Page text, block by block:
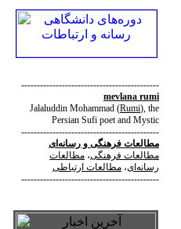
--------------------------------------------
mevlana rumi
Jalaluddin Mohammad (Rumi), the
Persian Sufi poet and Mystic
--------------------------------------------
مطالعات فرهنگی و رسانه‌ای
مطالعات فرهنگی، مطالعات
رسانه‌ای، مطالعات ارتباطی
--------------------------------------------